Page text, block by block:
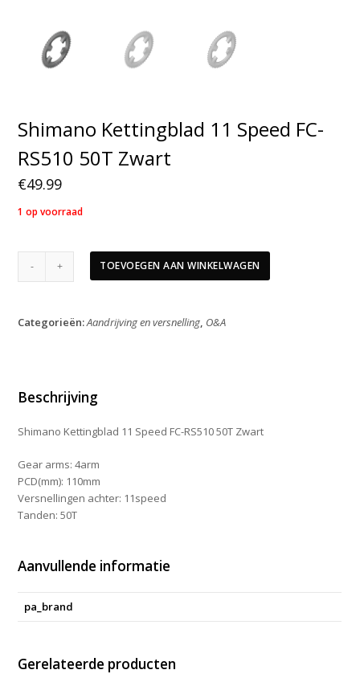
Shimano Kettingblad 11 Speed FC-
RS510 50T Zwart
€49.99
1 op voorraad
Kettingblad
FC-
aantal
TOEVOEGEN AAN WINKELWAGEN
Categorieën:Aandrijving en versnelling, O&A
Beschrijving
Shimano Kettingblad 11 Speed FC-RS510 50T Zwart
Gear arms: 4arm
PCD(mm): 110mm
Versnellingen achter: 11speed
Tanden: 50T
Aanvullende informatie
pa_brand
Gerelateerde producten